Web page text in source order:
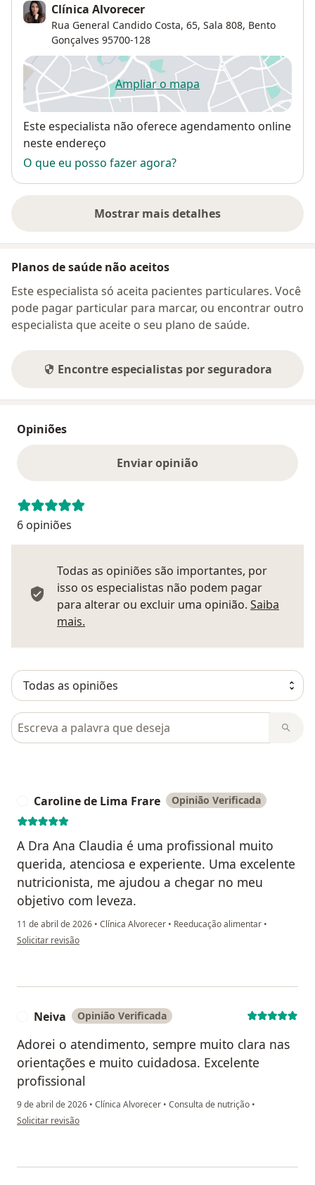
Clínica Alvorecer
Rua General Candido Costa, 65, Sala 808, Bento
Gonçalves 95700-128
Ampliar o mapaabre num novo separador
Disponibilidade
Este especialista não oferece agendamento online
neste endereço
O que eu posso fazer agora?
Mostrar mais detalhes
sobre o endereço
Planos de saúde não aceitos
Este especialista só aceita pacientes particulares. Você
pode pagar particular para marcar, ou encontrar outro
especialista que aceite o seu plano de saúde.
Encontre especialistas por seguradora
Opiniões
Enviar opinião
6 opiniões
Todas as opiniões são importantes, por
isso os especialistas não podem pagar
para alterar ou excluir uma opinião. Saiba
mais.
Pesquisar em opiniões
Caroline de Lima Frare Opinião Verificada
A Dra Ana Claudia é uma profissional muito
querida, atenciosa e experiente. Uma excelente
nutricionista, me ajudou a chegar no meu
objetivo com leveza.
11 de abril de 2026 • Clínica Alvorecer • Reeducação alimentar •
na opinião do utilizador Caroline de Lima Frare
Solicitar revisão
Neiva Opinião Verificada
Adorei o atendimento, sempre muito clara nas
orientações e muito cuidadosa. Excelente
profissional
9 de abril de 2026 • Clínica Alvorecer • Consulta de nutrição •
na opinião do utilizador Neiva
Solicitar revisão